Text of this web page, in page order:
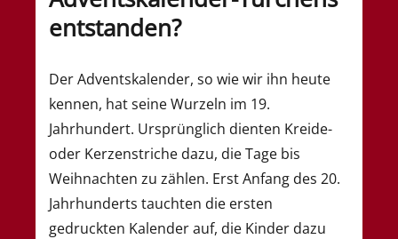
entstanden?
Der Adventskalender, so wie wir ihn heute
kennen, hat seine Wurzeln im 19.
Jahrhundert. Ursprünglich dienten Kreide-
oder Kerzenstriche dazu, die Tage bis
Weihnachten zu zählen. Erst Anfang des 20.
Jahrhunderts tauchten die ersten
gedruckten Kalender auf, die Kinder dazu